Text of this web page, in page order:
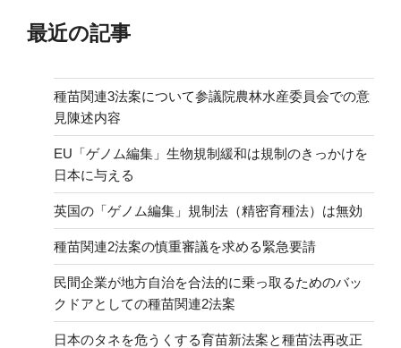
最近の記事
種苗関連3法案について参議院農林水産委員会での意
見陳述内容
EU「ゲノム編集」生物規制緩和は規制のきっかけを
日本に与える
英国の「ゲノム編集」規制法（精密育種法）は無効
種苗関連2法案の慎重審議を求める緊急要請
民間企業が地方自治を合法的に乗っ取るためのバッ
クドアとしての種苗関連2法案
日本のタネを危うくする育苗新法案と種苗法再改正